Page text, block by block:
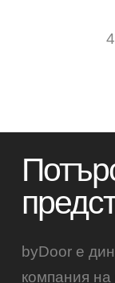
byDoor е
компания на